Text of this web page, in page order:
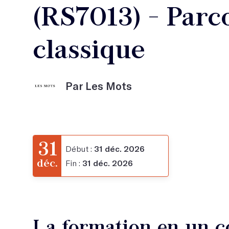
(RS7013) -
classique
Par Les Mots
31
déc.
Début : 31 déc. 2026
Fin : 31 déc. 2026